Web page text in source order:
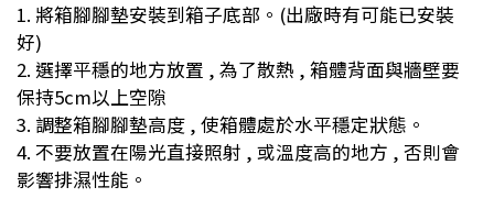
1. 將箱腳腳墊安裝到箱子底部。(出廠時有可能已安裝
好)
2. 選擇平穩的地方放置 , 為了散熱 , 箱體背面與牆壁要
保持5cm以上空隙
3. 調整箱腳腳墊高度 , 使箱體處於水平穩定狀態。
4. 不要放置在陽光直接照射 , 或溫度高的地方 , 否則會
影響排濕性能。